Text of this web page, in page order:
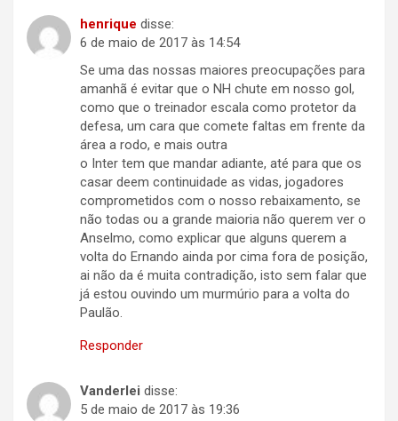
henrique disse:
6 de maio de 2017 às 14:54
Se uma das nossas maiores preocupações para
amanhã é evitar que o NH chute em nosso gol,
como que o treinador escala como protetor da
defesa, um cara que comete faltas em frente da
área a rodo, e mais outra
o Inter tem que mandar adiante, até para que os
casar deem continuidade as vidas, jogadores
comprometidos com o nosso rebaixamento, se
não todas ou a grande maioria não querem ver o
Anselmo, como explicar que alguns querem a
volta do Ernando ainda por cima fora de posição,
ai não da é muita contradição, isto sem falar que
já estou ouvindo um murmúrio para a volta do
Paulão.
Responder
Vanderlei disse:
5 de maio de 2017 às 19:36